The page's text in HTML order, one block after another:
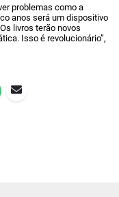
problemas como a
anos será um dispositivo
livros terão novos
Isso é revolucionário”,